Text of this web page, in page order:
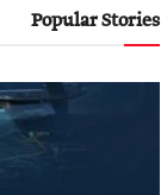
Popular Stories